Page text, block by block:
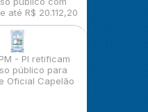
até R$ 20.112,20
- PI retificam
público para
Oficial Capelão